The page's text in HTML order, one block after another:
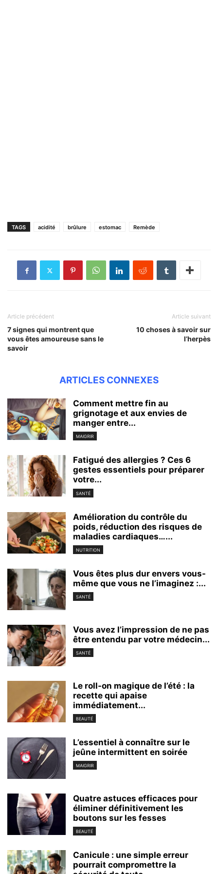
TAGS acidité brûlure estomac Remède
Article précédent
7 signes qui montrent que
vous êtes amoureuse sans le
savoir
Article suivant
10 choses à savoir sur
l’herpès
ARTICLES CONNEXES
Comment mettre fin au
grignotage et aux envies de
manger entre...
MAIGRIR
Fatigué des allergies ? Ces 6
gestes essentiels pour préparer
votre...
SANTÉ
Amélioration du contrôle du
poids, réduction des risques de
maladies cardiaques…...
NUTRITION
Vous êtes plus dur envers vous-
même que vous ne l’imaginez :...
SANTÉ
Vous avez l’impression de ne pas
être entendu par votre médecin...
SANTÉ
Le roll-on magique de l’été : la
recette qui apaise
immédiatement...
BEAUTÉ
L’essentiel à connaître sur le
jeûne intermittent en soirée
MAIGRIR
Quatre astuces efficaces pour
éliminer définitivement les
boutons sur les fesses
BEAUTÉ
Canicule : une simple erreur
pourrait compromettre la